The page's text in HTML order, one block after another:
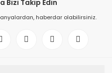
Bizi Takip Edin
haberdar olabilirsiniz.